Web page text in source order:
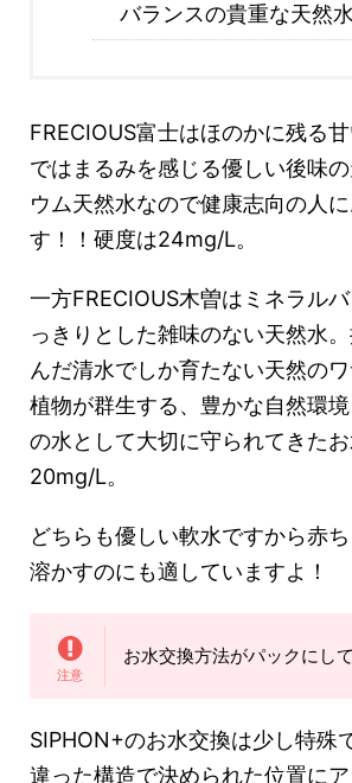
バランスの貴重な天然水
FRECIOUS富士はほのかに残る
ではまるみを感じる優しい後味
ウム天然水なので健康志向の人
す！！硬度は24mg/L。
一方FRECIOUS木曽はミネラル
っきりとした雑味のない天然水
んだ清水でしか育たない天然の
植物が群生する、豊かな自然環
の水として大切に守られてきた
20mg/L。
どちらも優しい軟水ですから赤
溶かすのにも適していますよ！
お水交換方法がパックにし
SIPHON+のお水交換は少し特殊
違った構造で決められた位置に